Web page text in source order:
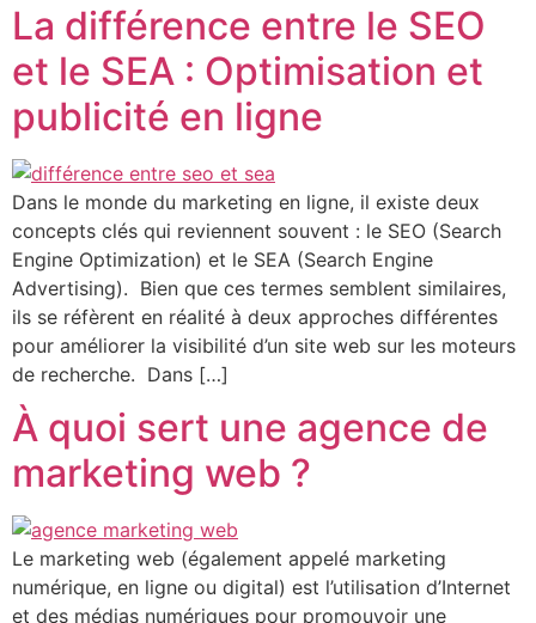
La différence entre le SEO
et le SEA : Optimisation et
publicité en ligne
Dans le monde du marketing en ligne, il existe deux
concepts clés qui reviennent souvent : le SEO (Search
Engine Optimization) et le SEA (Search Engine
Advertising). Bien que ces termes semblent similaires,
ils se réfèrent en réalité à deux approches différentes
pour améliorer la visibilité d’un site web sur les moteurs
de recherche. Dans […]
À quoi sert une agence de
marketing web ?
Le marketing web (également appelé marketing
numérique, en ligne ou digital) est l’utilisation d’Internet
et des médias numériques pour promouvoir une